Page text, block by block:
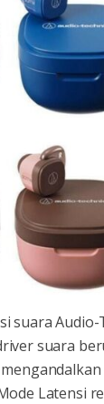
suara Audio-
suara
Latensi